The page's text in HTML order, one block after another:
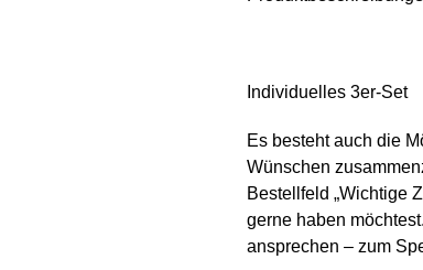
Individuelles 3er-Set
Es besteht auch die
Wünschen
Bestellfeld „Wichtige
gerne haben
ansprechen – zum